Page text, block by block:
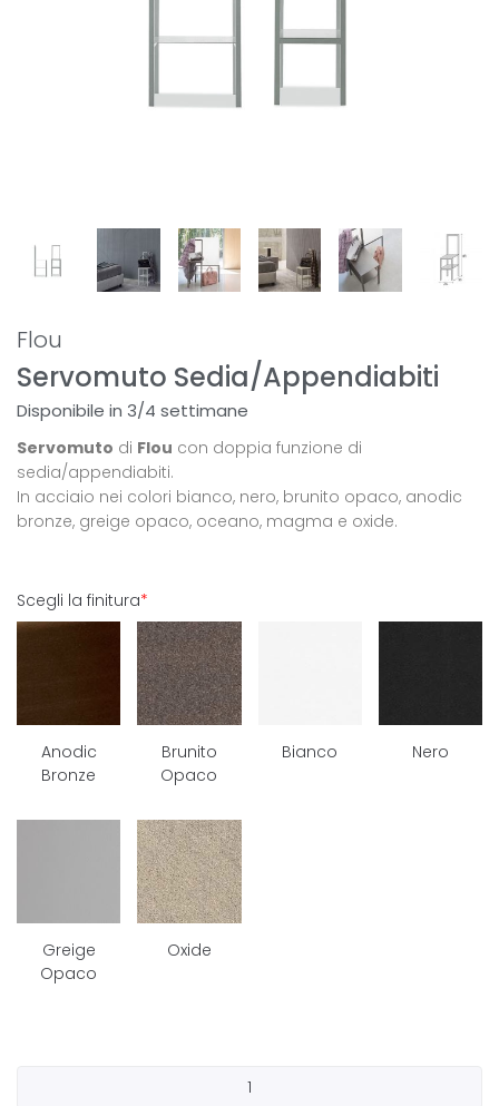
Flou
Servomuto Sedia/Appendiabiti
Disponibile in 3/4 settimane
Servomuto di Flou con doppia funzione di
sedia/appendiabiti.
In acciaio nei colori bianco, nero, brunito opaco, anodic
bronze, greige opaco, oceano, magma e oxide.
Scegli la finitura*
Anodic
Bronze
Brunito
Opaco
Bianco Nero
Greige
Opaco
Oxide